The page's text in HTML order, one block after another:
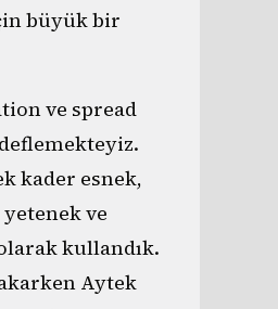
büyük bir
ve spread
kader esnek,
ve
kullandık.
Aytek